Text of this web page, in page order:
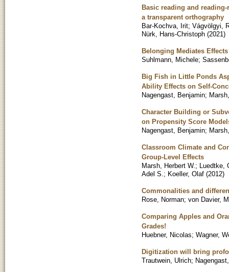
Basic reading and
a transparent orthography
Bar-Kochva, Irit; Vágvölgyi,
Nürk, Hans-Christoph (2021)
Belonging Mediates
Suhlmann, Michele;
Big Fish in Little Ponds
Ability Effects on Self-
Nagengast, Benjamin;
Character Building or
on Propensity Score
Nagengast, Benjamin;
Classroom Climate and
Group-Level Effects
Marsh, Herbert W. ; Luedtke,
Adel S. ; Koeller, Olaf (2012)
Commonalities and
Rose, Norman; von Davier,
Comparing Apples and
Grades!
Huebner, Nicolas; Wagner,
Digitization will bring
Trautwein, Ulrich;